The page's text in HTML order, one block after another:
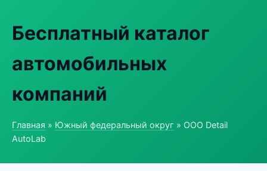
Бесплатный каталог
автомобильных
компаний
Главная » Южный федеральный округ » ООО Detail
AutoLab